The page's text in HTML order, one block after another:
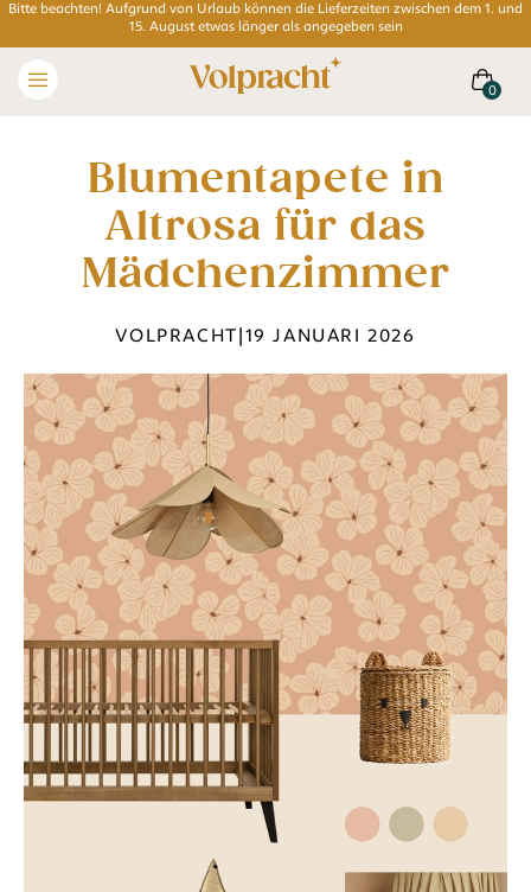
Bitte beachten! Aufgrund von Urlaub können die Lieferzeiten zwischen dem 1. und
15. August etwas länger als angegeben sein
Blumentapete in
Altrosa für das
Mädchenzimmer
VOLPRACHT 19 JANUARI 2026